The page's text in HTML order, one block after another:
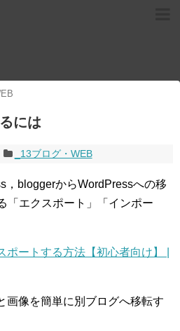
には
_13ブログ・WEB
，bloggerからWordPressへの移
「エクスポート」「インポー
ートする方法【初心者向け】 |
画像を簡単に別ブログへ移転す